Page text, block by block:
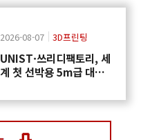
2026-08-07 3D프린팅
UNIST·쓰리디팩토리, 세
계 첫 선박용 5m급 대형